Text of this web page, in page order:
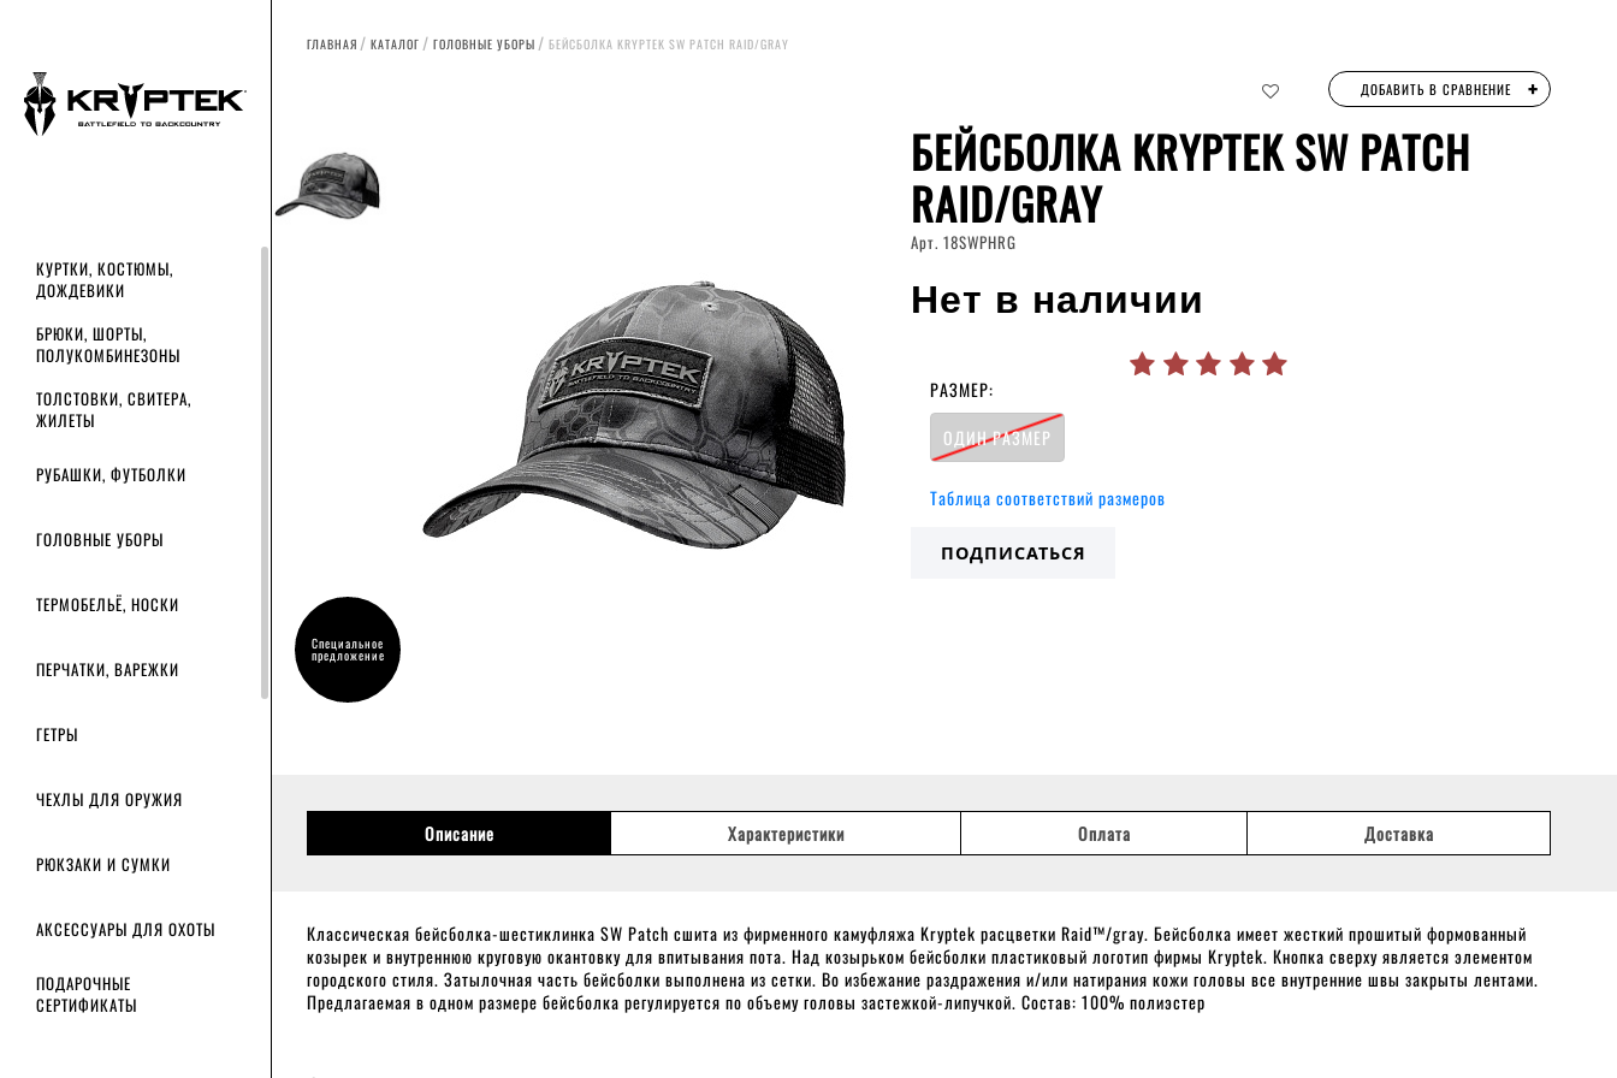
КУРТКИ, КОСТЮМЫ,
ДОЖДЕВИКИ
БРЮКИ, ШОРТЫ,
ПОЛУКОМБИНЕЗОНЫ
ТОЛСТОВКИ, СВИТЕРА,
ЖИЛЕТЫ
РУБАШКИ, ФУТБОЛКИ
ГОЛОВНЫЕ УБОРЫ
ТЕРМОБЕЛЬЁ, НОСКИ
ПЕРЧАТКИ, ВАРЕЖКИ
ГЕТРЫ
ЧЕХЛЫ ДЛЯ ОРУЖИЯ
РЮКЗАКИ И СУМКИ
АКСЕССУАРЫ ДЛЯ ОХОТЫ
ПОДАРОЧНЫЕ
СЕРТИФИКАТЫ
ГЛАВНАЯ КАТАЛОГ ГОЛОВНЫЕ УБОРЫ БЕЙСБОЛКА KRYPTEK SW PATCH RAID/GRAY
ДОБАВИТЬ В СРАВНЕНИЕ +
Специальное
предложение
БЕЙСБОЛКА KRYPTEK SW PATCH
RAID/GRAY
Арт. 18SWPHRG
Нет в наличии
РАЗМЕР:
ОДИН РАЗМЕР
Таблица соответствий размеров
ПОДПИСАТЬСЯ
Описание Характеристики Оплата Доставка
Классическая бейсболка-шестиклинка SW Patch сшита из фирменного камуфляжа Kryptek расцветки Raid™/gray. Бейсболка имеет жесткий прошитый формованный
козырек и внутреннюю круговую окантовку для впитывания пота. Над козырьком бейсболки пластиковый логотип фирмы Kryptek. Кнопка сверху является элементом
городского стиля. Затылочная часть бейсболки выполнена из сетки. Во избежание раздражения и/или натирания кожи головы все внутренние швы закрыты лентами.
Предлагаемая в одном размере бейсболка регулируется по объему головы застежкой-липучкой. Состав: 100% полиэстер